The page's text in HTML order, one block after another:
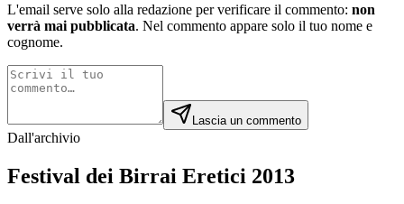
L'email serve solo alla redazione per verificare il commento: non
verrà mai pubblicata. Nel commento appare solo il tuo nome e
cognome.
Lascia un commento
Dall'archivio
Festival dei Birrai Eretici 2013